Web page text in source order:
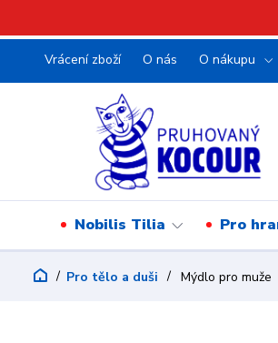
Vrácení zboží O nás O nákupu
Nobilis Tilia Pro
Pro tělo a duši Mýdlo pro muže